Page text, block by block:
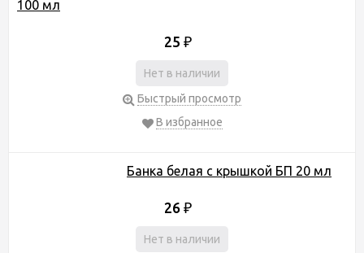
100 мл
25 ₽
Нет в наличии
Быстрый просмотр
В избранное
Банка белая с крышкой БП 20 мл
26 ₽
Нет в наличии